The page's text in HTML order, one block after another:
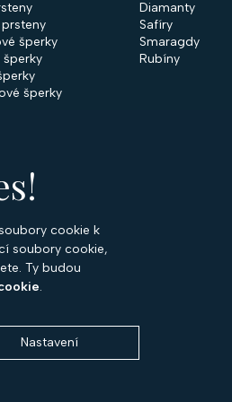
cookie k
soubory cookie,
Ty budou
.
Nastavení
šperky
šperky
šperky
Diamanty
Safíry
Smaragdy
Rubíny
práva vyhrazena.